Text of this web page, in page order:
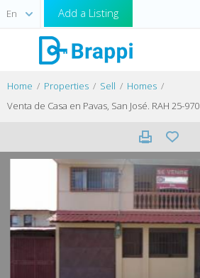
Add a Listing
Home Properties Sell
Homes
Venta de Casa en Pavas, San José. RAH 25-970